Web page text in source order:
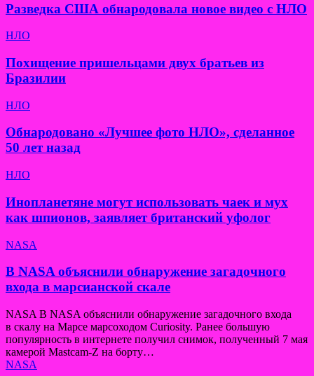
Разведка США обнародовала новое видео с НЛО
НЛО
Похищение пришельцами двух братьев из
Бразилии
НЛО
Обнародовано «Лучшее фото НЛО», сделанное
50 лет назад
НЛО
Инопланетяне могут использовать чаек и мух
как шпионов, заявляет британский уфолог
NASA
В NASA объяснили обнаружение загадочного
входа в марсианской скале
NASA В NASA объяснили обнаружение загадочного входа
в скалу на Марсе марсоходом Curiosity. Ранее большую
популярность в интернете получил снимок, полученный 7 мая
камерой Mastcam-Z на борту…
NASA